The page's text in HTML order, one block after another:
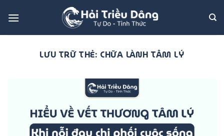
qua
LƯU TRỮ THẺ: CHỮA LÀNH TÂM LÝ